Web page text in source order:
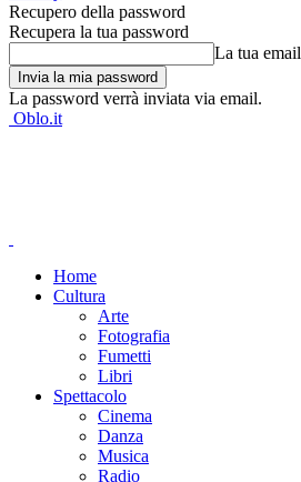
Recupero della password
Recupera la tua password
La tua email
La password verrà inviata via email.
Oblo.it
Home
Cultura
Arte
Fotografia
Fumetti
Libri
Spettacolo
Cinema
Danza
Musica
Radio